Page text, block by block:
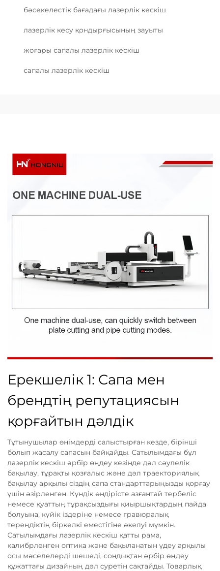
бәсекелестік бағадағы лазерлік кескіш
лазерлік кесу қондырғысының зауыты
жоғары сапалы лазерлік кескіш
сапалы лазерлік кескіш
Ерекшелік 1: Сапа мен
брендтің репутациясын
қорғайтын дәлдік
Тұтынушылар өнімдерді салыстырған кезде, бірінші
болып жасалу сапасын байқайды. Сатылымдағы бұл
лазерлік кескіш әрбір өңдеу кезінде дәл сәулелік
бақылау, тұрақты қозғалыс және дәл траекториялық
бақылау арқылы сіздің сапа стандарттарыңызды қорғау
үшін әзірленген. Күндік өндірісте азғантай тербеліс
немесе қуаттың тұрақсыздығы қиыршықтардың пайда
болуына, күйік іздеріне немесе гравюралық
тереңдіктің біркелкі еместігіне әкелуі мүмкін.
Сатылымдағы лазерлік кескіш қатты рама,
калибрленген оптика және бақыланатын үдеу арқылы
осы мәселелерді шешеді, сондықтан әрбір өңдеу
құжаттағы дизайның дәл суретін сақтайды. Товарлық